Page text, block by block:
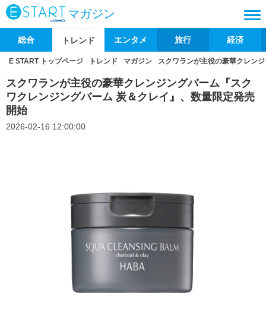
マガジン
総合 トレンド エンタメ 旅行 経済
E START トップページ トレンド マガジン スクワランが主役の豪華クレン
スクワランが主役の豪華クレンジングバーム『スク
ワクレンジングバーム 炭＆クレイ』、数量限定発売
開始
2026-02-16 12:00:00